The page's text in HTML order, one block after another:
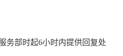
务部时起6小时内提供回复处